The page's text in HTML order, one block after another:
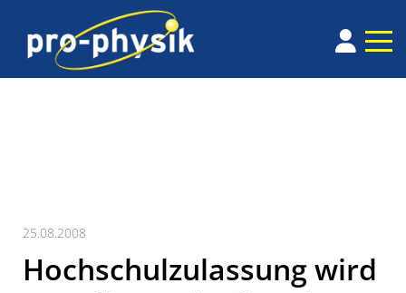
25.08.2008
Hochschulzulassung wird